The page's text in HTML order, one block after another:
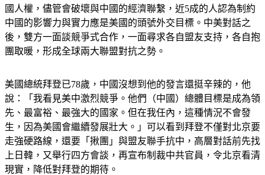
國是競爭對手或敵手，7成的受訪者認為美國應該要求促進中
國人權，儘管會破壞與中國的經濟聯繫，近5成的人認為制約
中國的影響力與實力應是美國的頭號外交目標。中美對話之
後，雙方一面談競爭式合作，一面尋求各自盟友支持，各自抱
美國總統拜登已78歲，中國沒想到他的發言還挺辛辣的，他
說：「我看見美中激烈競爭。他們（中國）總體目標是成為領
先、最富裕、最強大的國家。但在我任內，這種情況不會發
生，因為美國會繼續發展壯大。」可以看到拜登不僅對北京要
走強硬路線，還要「揪團」與盟友聯手抗中，高層對話前先找
上日韓，又舉行四方會談，再宣布制裁中共官員，令北京看清